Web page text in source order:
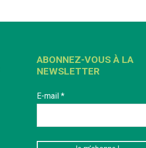
ABONNEZ-VOUS À LA
NEWSLETTER
E-mail *